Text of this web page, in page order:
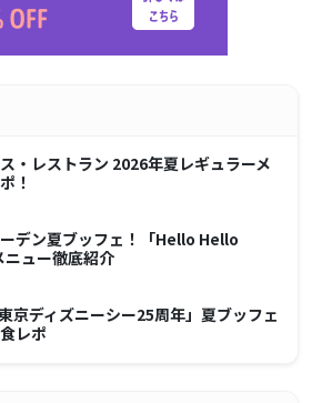
・レストラン 2026年夏レギュラーメ
！
デン夏ブッフェ！「Hello Hello
ュー徹底紹介
京ディズニーシー25周年」夏ブッフェ
レポ